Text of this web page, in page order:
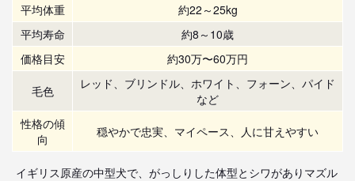
平均体重
約22～25kg
平均寿命
約8～10歳
価格目安
約30万〜60万円
毛色
レッド、ブリンドル、ホワイト、フォーン、パイド
など
性格の傾
向
穏やかで忠実、マイペース、人に甘えやすい
イギリス原産の中型犬で、がっしりした体型とシワがありマズル